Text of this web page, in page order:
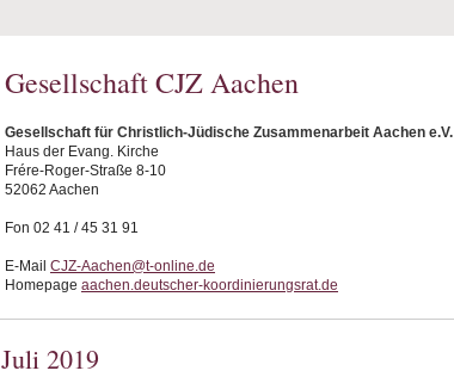
Gesellschaft CJZ Aachen
Gesellschaft für Christlich-Jüdische Zusammenarbeit Aachen e.V.
Haus der Evang. Kirche
Frére-Roger-Straße 8-10
52062 Aachen
Fon 02 41 / 45 31 91
E-Mail CJZ-Aachen@t-online.de
Homepage aachen.deutscher-koordinierungsrat.de
Juli 2019